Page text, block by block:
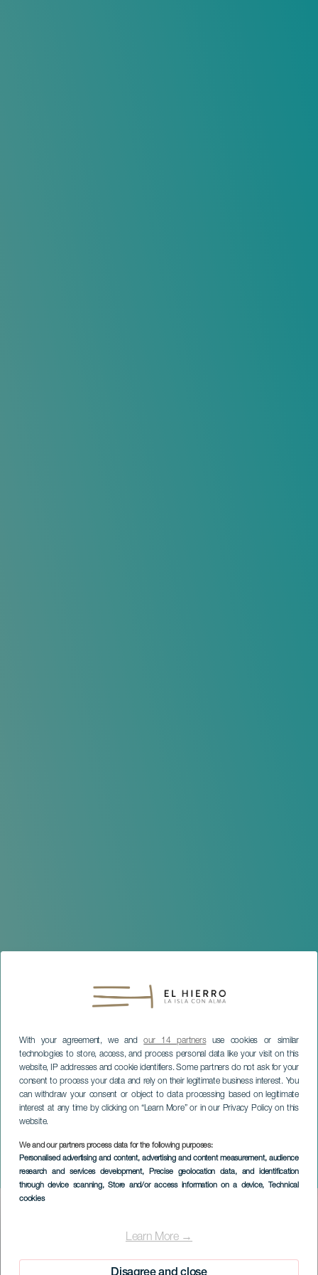
With your agreement, we andour 14 partnersuse cookies or similar
technologies to store, access, and process personal data like your visit on this
website, IP addresses and cookie identifiers. Some partners do not ask for your
consent to process your data and rely on their legitimate business interest. You
can withdraw your consent or object to data processing based on legitimate
interest at any time by clicking on “Learn More” or in our Privacy Policy on this
website.
We and our partners process data for the following purposes:
Personalised advertising and content, advertising and content measurement, audience
research and services development, Precise geolocation data, and identification
through device scanning, Store and/or access information on a device, Technical
cookies
Learn More →
Collectieve
tentoonstelling: Miradas
Diez
EL HIERRO